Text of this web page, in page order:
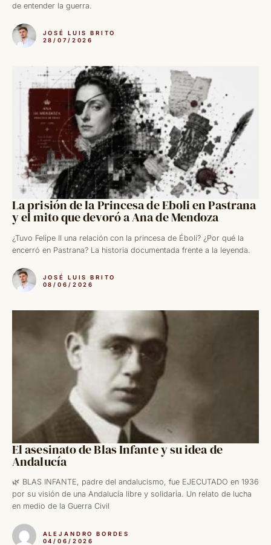
de entender la guerra.
JOSÉ LUIS BRITO
28/07/2026
La prisión de la Princesa de Eboli en Pastrana
y el mito que devoró a Ana de Mendoza
¿Tuvo Felipe II una relación con la princesa de Éboli? ¿Por qué la
encerró en Pastrana? La historia documentada frente a la leyenda.
JOSÉ LUIS BRITO
08/06/2026
El asesinato de Blas Infante y su idea de
Andalucía
🌿 BLAS INFANTE, padre del andalucismo, fue EJECUTADO en 1936
por su visión de una Andalucía libre y solidaria. Un relato de lucha
en medio de la Guerra Civil
ALEJANDRO BORDES
04/06/2026